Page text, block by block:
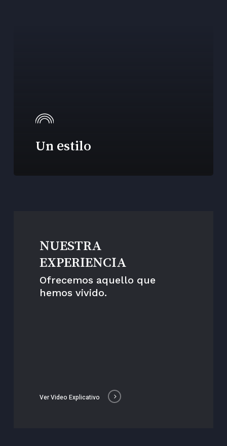
Un estilo
NUESTRA
EXPERIENCIA
Ofrecemos aquello que
hemos vivido.
Ver Video Explicativo